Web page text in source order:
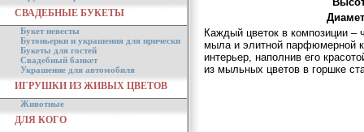
СВАДЕБНЫЕ БУКЕТЫ
Букет невесты
Бутоньерки и украшения для прически
Букеты для гостей
Свадебный банкет
Украшение для автомобиля
ИГРУШКИ ИЗ ЖИВЫХ ЦВЕТОВ
Животные
ДЛЯ КОГО
Каждый цветок в композиции –
мыла и элитной парфюмерной
интерьер, наполнив его
из мыльных цветов в горшке